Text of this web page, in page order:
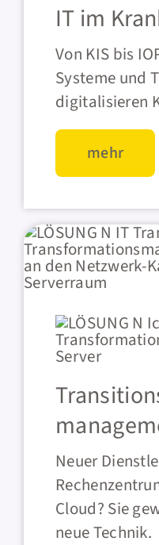
IT im
Von KIS bis
Systeme und
digitalisieren
mehr
Neuer
Cloud? Sie
neue Technik.